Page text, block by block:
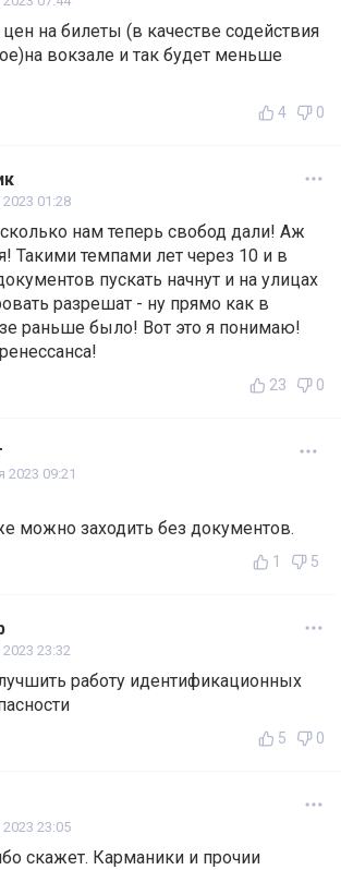
на билеты (в качестве содействия
вокзале и так будет меньше
4 0
01:28
нам теперь свобод дали! Аж
Такими темпами лет через 10 и в
пускать начнут и на улицах
разрешат - ну прямо как в
раньше было! Вот это я понимаю!
23 0
2023 09:21
можно заходить без документов.
1 5
23:32
работу идентификационных
5 0
23:05
скажет. Карманики и прочии